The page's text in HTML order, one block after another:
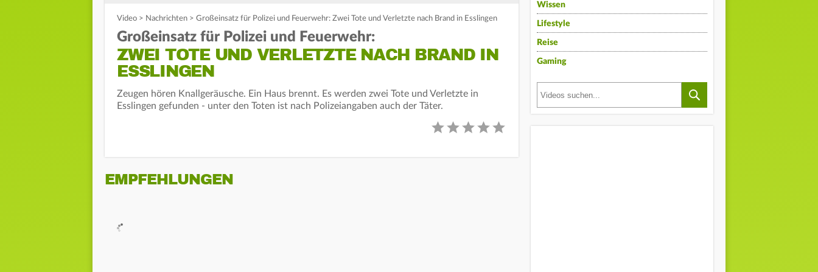
Video > Nachrichten > Großeinsatz für Polizei und Feuerwehr: Zwei Tote und Verletzte nach Brand in Esslingen
Großeinsatz für Polizei und Feuerwehr:
ZWEI TOTE UND VERLETZTE NACH BRAND IN
ESSLINGEN
Zeugen hören Knallgeräusche. Ein Haus brennt. Es werden zwei Tote und Verletzte in
Esslingen gefunden - unter den Toten ist nach Polizeiangaben auch der Täter.
EMPFEHLUNGEN
Wissen
Lifestyle
Reise
Gaming